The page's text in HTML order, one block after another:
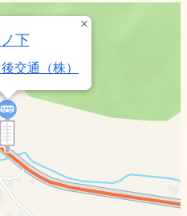
下
交通（株）